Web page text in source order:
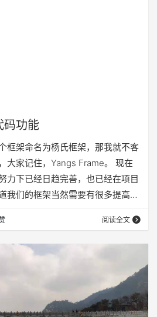
码功能
框架命名为杨氏框架，那我就不客
大家记住，Yangs Frame。 现在
力下已经日趋完善，也已经在项目
我们的框架当然需要有很多提高的
发展，或者说经历下面的几个阶
动生成功能（这也是我这篇文章将
块化（如果第一步能够实现，那么
升效率（包括数据库连接资源池、
阅读全文